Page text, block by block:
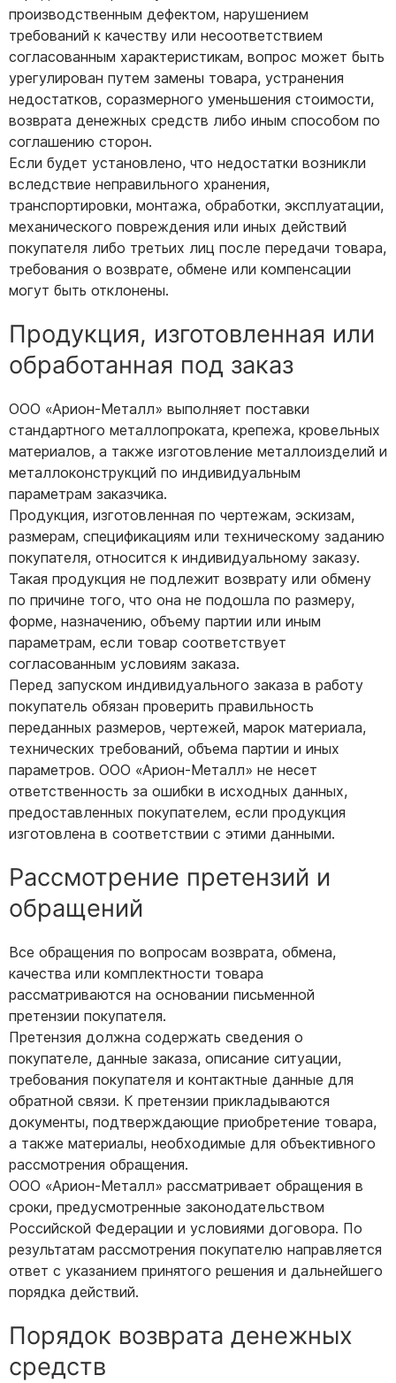
производственным дефектом, нарушением
требований к качеству или несоответствием
согласованным характеристикам, вопрос может быть
урегулирован путем замены товара, устранения
недостатков, соразмерного уменьшения стоимости,
возврата денежных средств либо иным способом по
соглашению сторон.
Если будет установлено, что недостатки возникли
вследствие неправильного хранения,
транспортировки, монтажа, обработки, эксплуатации,
механического повреждения или иных действий
покупателя либо третьих лиц после передачи товара,
требования о возврате, обмене или компенсации
могут быть отклонены.
Продукция, изготовленная или
обработанная под заказ
ООО «Арион-Металл» выполняет поставки
стандартного металлопроката, крепежа, кровельных
материалов, а также изготовление металлоизделий и
металлоконструкций по индивидуальным
параметрам заказчика.
Продукция, изготовленная по чертежам, эскизам,
размерам, спецификациям или техническому заданию
покупателя, относится к индивидуальному заказу.
Такая продукция не подлежит возврату или обмену
по причине того, что она не подошла по размеру,
форме, назначению, объему партии или иным
параметрам, если товар соответствует
согласованным условиям заказа.
Перед запуском индивидуального заказа в работу
покупатель обязан проверить правильность
переданных размеров, чертежей, марок материала,
технических требований, объема партии и иных
параметров. ООО «Арион-Металл» не несет
ответственность за ошибки в исходных данных,
предоставленных покупателем, если продукция
изготовлена в соответствии с этими данными.
Рассмотрение претензий и
обращений
Все обращения по вопросам возврата, обмена,
качества или комплектности товара
рассматриваются на основании письменной
претензии покупателя.
Претензия должна содержать сведения о
покупателе, данные заказа, описание ситуации,
требования покупателя и контактные данные для
обратной связи. К претензии прикладываются
документы, подтверждающие приобретение товара,
а также материалы, необходимые для объективного
рассмотрения обращения.
ООО «Арион-Металл» рассматривает обращения в
сроки, предусмотренные законодательством
Российской Федерации и условиями договора. По
результатам рассмотрения покупателю направляется
ответ с указанием принятого решения и дальнейшего
порядка действий.
Порядок возврата денежных
средств